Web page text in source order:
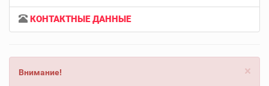
КОНТАКТНЫЕ ДАННЫЕ
×
Внимание!